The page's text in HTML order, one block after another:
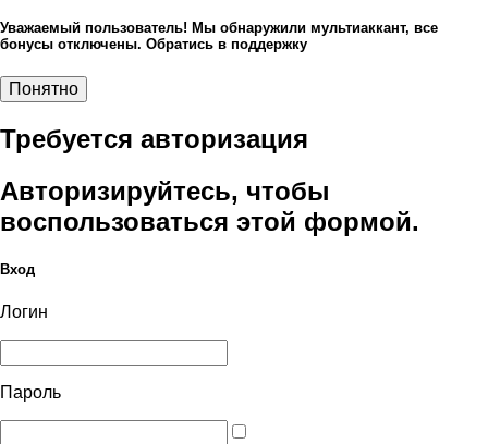
Уважаемый пользователь! Мы обнаружили мультиаккант, все
бонусы отключены. Обратись в поддержку
Понятно
Требуется авторизация
Авторизируйтесь, чтобы
воспользоваться этой формой.
Вход
Логин
Пароль